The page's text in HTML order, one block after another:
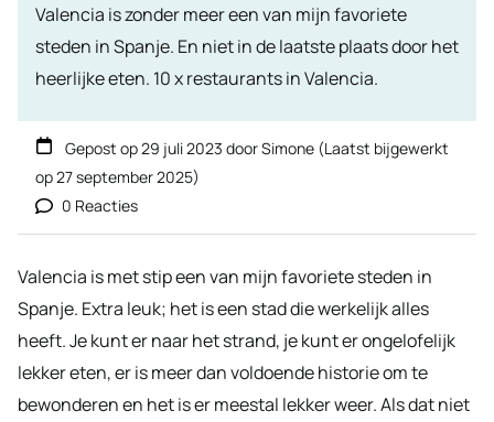
Valencia is zonder meer een van mijn favoriete
steden in Spanje. En niet in de laatste plaats door het
heerlijke eten. 10 x restaurants in Valencia.
Gepost op29 juli 2023 doorSimone (Laatst bijgewerkt
op27 september 2025)
0 Reacties
Valencia is met stip een van mijn favoriete steden in
Spanje. Extra leuk; het is een stad die werkelijk alles
heeft. Je kunt er naar het strand, je kunt er ongelofelijk
lekker eten, er is meer dan voldoende historie om te
bewonderen en het is er meestal lekker weer. Als dat niet